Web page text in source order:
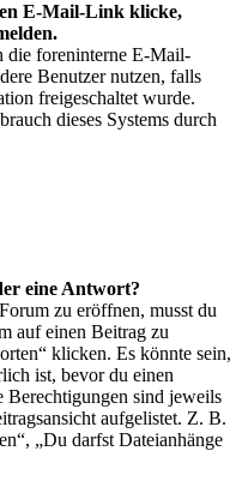
E-Mail-Link klicke,
die foreninterne E-Mail-
Benutzer nutzen, falls
freigeschaltet wurde.
dieses Systems durch
eine Antwort?
zu eröffnen, musst du
auf einen Beitrag zu
klicken. Es könnte sein,
ist, bevor du einen
Berechtigungen sind jeweils
aufgelistet. Z. B.
„Du darfst Dateianhänge